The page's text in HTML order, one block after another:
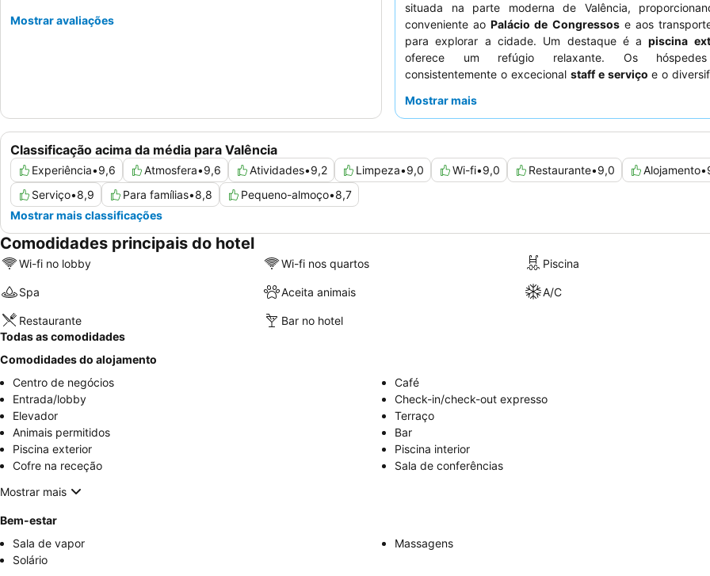
situada na parte moderna de Valência,
conveniente aoPalácio de Congressose aos
para explorar a cidade. Um destaque é apiscina
oferece um refúgio relaxante. Os hóspedes
consistentemente o excecional staff e serviço e o
melhorada, considere fazer um upgrade para o
Mostrar mais
Classificação acima da média para Valência
Experiência•9,6 Atmosfera•9,6 Atividades•9,2 Limpeza•9,0 Wi-fi•9,0 Restaurante•9,0 Alojamento•
Serviço•8,9 Para famílias•8,8 Pequeno-almoço•8,7
Mostrar mais classificações
Mostrar avaliações
Comodidades principais do hotel
Wi-fi no lobby Wi-fi nos quartos Piscina
Spa Aceita animais A/C
Restaurante
Bar no hotel
Todas as comodidades
Comodidades do alojamento
Centro de negócios
Café
Entrada/lobby
Check-in/check-out expresso
Elevador
Terraço
Animais permitidos
Bar
Piscina exterior
Piscina interior
Cofre na receção
Sala de conferências
Mostrar mais
Bem-estar
Sala de vapor
Massagens
Solário